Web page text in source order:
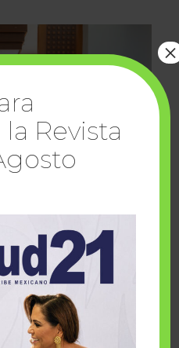
cumplen
y Make-A-Wish
Revista
×